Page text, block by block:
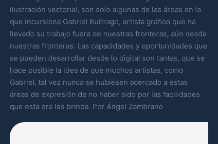
ilustración vectorial, son solo algunas de las áreas en la
que incursiona Gabriel Buitrago, artista gráfico que ha
llevado su trabajo fuera de nuestras fronteras, aún desde
nuestras fronteras. Las capacidades y oportunidades que
se pueden desarrollar desde lo digital son tantas, que se
hace posible la idea de que muchos artistas, como
Gabriel, tal vez nunca se hubiesen acercado a estas
áreas de expresión de no haber sido por las facilidades
que esta era les brinda. Por Ángel Zambrano